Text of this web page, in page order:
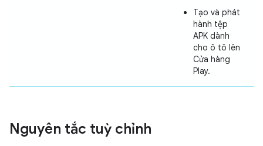
Tạo và phát
hành tệp
APK dành
cho ô tô lên
Cửa hàng
Play.
Nguyên tắc tuỳ chỉnh